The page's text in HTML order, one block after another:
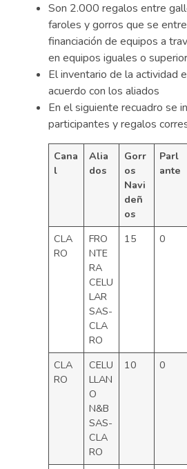
Son 2.000 regalos entre
faroles y gorros que se
financiación de equipos a
en equipos iguales o
El inventario de la actividad
acuerdo con los aliados
En el siguiente recuadro se
participantes y regalos
Cana
l
Alia
dos
Gorr
os
Navi
deñ
os
Parl
ante
CLA
RO
FRO
NTE
RA
CELU
LAR
SAS-
CLA
RO
15 0
CLA
RO
CELU
LLAN
O
N&B
SAS-
CLA
RO
10 0